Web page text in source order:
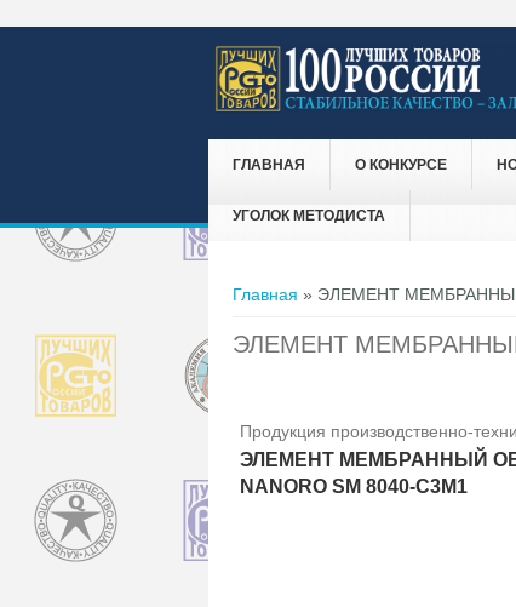
ГЛАВНАЯ О КОНКУРСЕ
УГОЛОК МЕТОДИСТА
Вы здесь
Главная » ЭЛЕМЕНТ
ЭЛЕМЕНТ
Продукция производственно-
ЭЛЕМЕНТ МЕМБРАННЫЙ
NANORO SM 8040-С3М1